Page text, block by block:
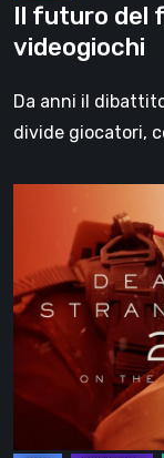
Il futuro del
videogiochi
Da anni il
divide giocatori,
Stranding
On
the
Beach,
recensione
–